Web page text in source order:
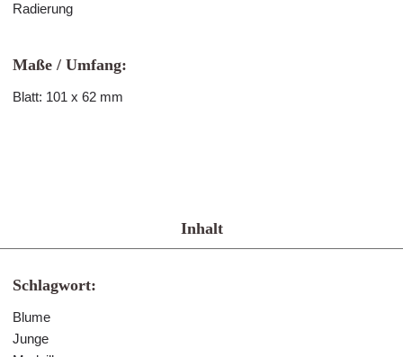
Radierung
Maße / Umfang:
Blatt: 101 x 62 mm
Inhalt
Schlagwort:
Blume
Junge